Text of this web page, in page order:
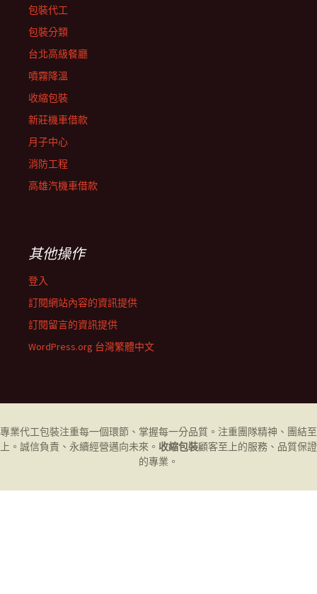
包裝代工
包裝分類
台北高級餐廳
噴霧降溫
收縮包裝
新莊機車借款
月子中心
消防工程
高雄汽機車借款
其他操作
登入
訂閱網站內容的資訊提供
訂閱留言的資訊提供
WordPress.org 台灣繁體中文
專業代工包裝注重每一個環節、掌握每一分品質。注重團隊精神、團結至
上。誠信負責、永續經營邁向未來。 收縮包裝顧客至上的服務、品質保證
的專業。